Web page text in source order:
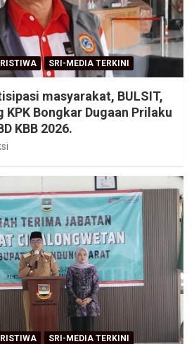
SRI-MEDIA TERKINI
masyarakat, BULSIT,
KPK Bongkar Dugaan Prilaku
KBB 2026.
SRI-MEDIA TERKINI